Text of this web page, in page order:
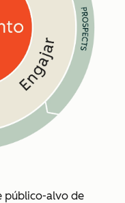
público-alvo de